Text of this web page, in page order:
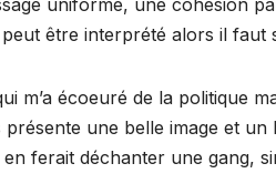
uniforme, une cohésion
être interprété alors il faut
m’a écoeuré de la politique
présente une belle image et
ferait déchanter une gang,